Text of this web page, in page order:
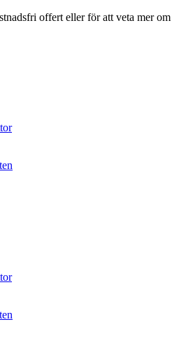
offert eller för att veta mer om